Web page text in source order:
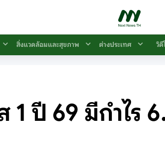
สิ่งแวดล้อมและสุขภาพ ต่างประเทศ วิดี
ส 1 ปี 69 มีกำไร